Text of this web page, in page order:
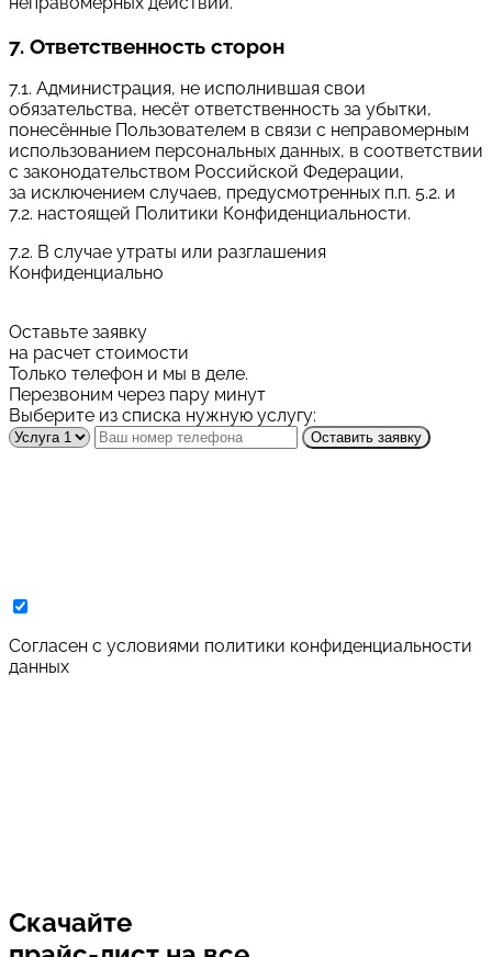
7. Ответственность сторон
7.1. Администрация, не исполнившая свои
обязательства, несёт ответственность за убытки,
понесённые Пользователем в связи с неправомерным
использованием персональных данных, в соответствии
с законодательством Российской Федерации,
за исключением случаев, предусмотренных п.п. 5.2. и
7.2. настоящей Политики Конфиденциальности.
7.2. В случае утраты или разглашения
Конфиденциально
Оставьте заявку
на расчет стоимости
Только телефон и мы в деле.
Перезвоним через пару минут
Выберите из списка нужную услугу:
Оставить заявку
Cогласен с условиями политики конфиденциальности
данных
Скачайте